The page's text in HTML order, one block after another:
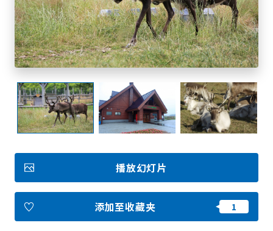
北海道简介
按旅游主题搜索
享受雨天
七个国立公园
邂逅美景
基础知识
收藏
Face Insta YouT Insta Face
图库影集
视频
旅游手册
关于我们
链接
播放幻灯片
添加至收藏夹